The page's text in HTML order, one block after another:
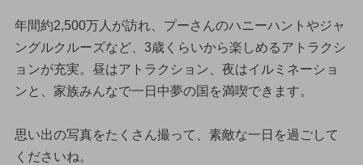
年間約2,500万人が訪れ、プーさんのハニーハントやジャ
ングルクルーズなど、3歳くらいから楽しめるアトラクシ
ョンが充実。昼はアトラクション、夜はイルミネーショ
ンと、家族みんなで一日中夢の国を満喫できます。
思い出の写真をたくさん撮って、素敵な一日を過ごして
くださいね。